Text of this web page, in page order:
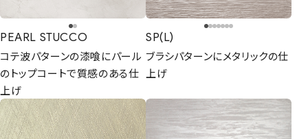
PEARL STUCCO
コテ波パターンの漆喰にパール
のトップコートで質感のある仕
上げ
SP(L)
ブラシパターンにメタリックの仕
上げ